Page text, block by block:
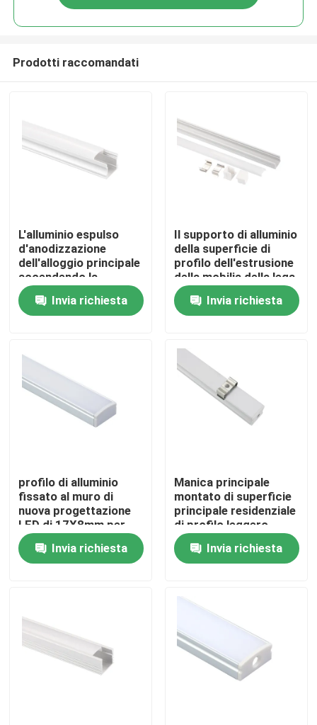
Casa
Prodotti
Circa noi
Controllo di qualità
Contattici
Profilo montato di superficie del LED
Profili messi del LED
Prodotti raccomandati
L'alluminio espulso
d'anodizzazione
dell'alloggio principale
accendendo la
superficie di profilo ha
montatoInvia richiesta
Il supporto di alluminio
della superficie di
profilo dell'estrusione
della mobilia della lega
del dissipatore di
calore ha condotto la
luce lineare
Invia richiesta
profilo di alluminio
fissato al muro di
nuova progettazione
LED di 17X8mm per
illuminazione della
cucinaInvia richiesta
Manica principale
montato di superficie
principale residenziale
di profilo leggero
lineare di 17x15mm
Invia richiesta